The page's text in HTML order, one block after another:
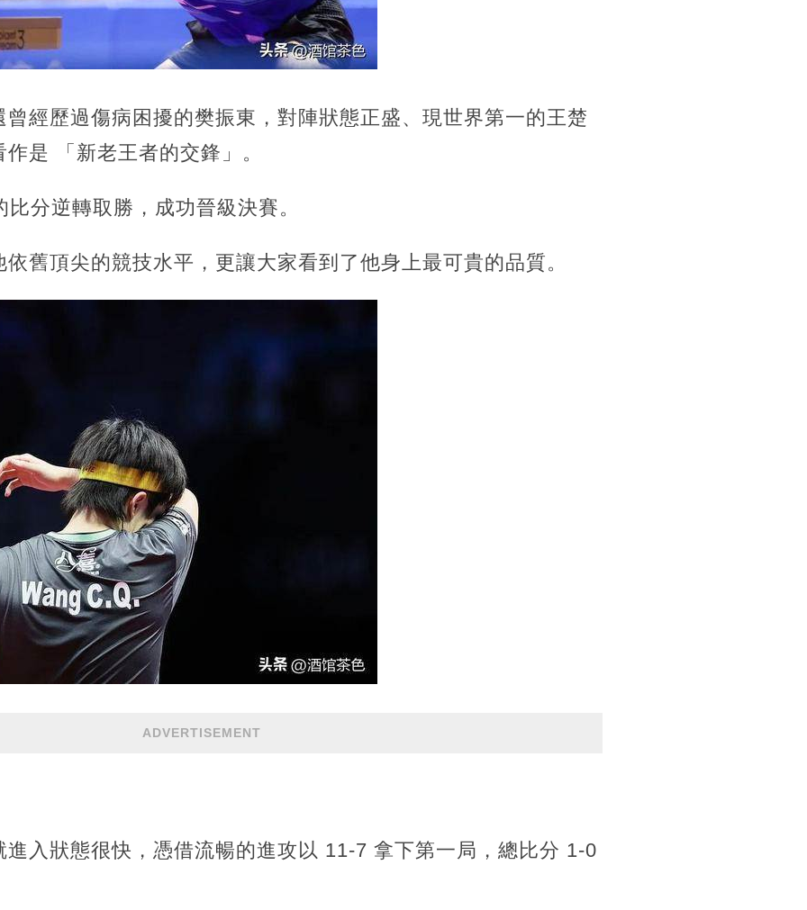
經歷過傷病困擾的樊振東，對陣狀態正盛、現世界第一的王楚
是 「新老王者的交鋒」。
分逆轉取勝，成功晉級決賽。
舊頂尖的競技水平，更讓大家看到了他身上最可貴的品質。
ADVERTISEMENT
入狀態很快，憑借流暢的進攻以 11-7 拿下第一局，總比分 1-0